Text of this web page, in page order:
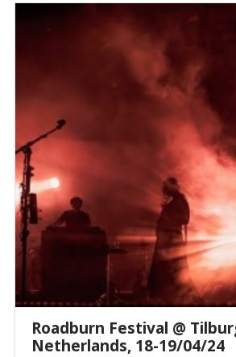
Roadburn Festival @
Netherlands, 18-19/04/24